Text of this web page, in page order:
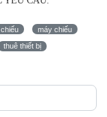
máy chiếu
thuê thiết bị